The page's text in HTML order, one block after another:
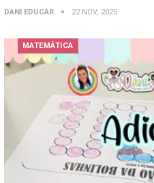
DANI EDUCAR 22 NOV, 2025
MATEMÁTICA